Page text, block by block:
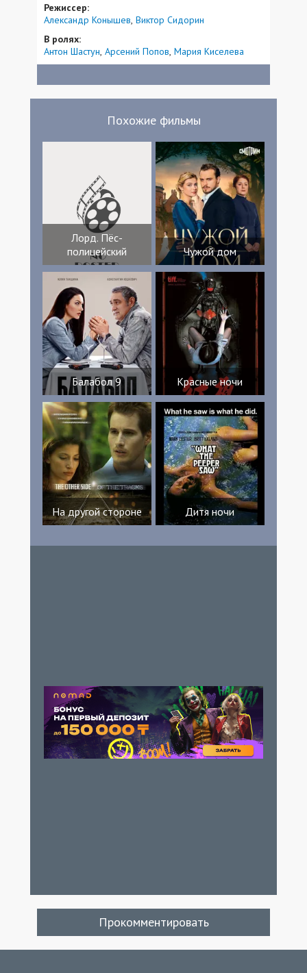
Режиссер:
Александр Конышев Виктор Сидорин
В ролях:
Антон Шастун Арсений Попов Мария Киселева
Похожие фильмы
Лорд. Пёс-
полицейский
Чужой дом
Балабол 9 Красные ночи
На другой стороне Дитя ночи
Прокомментировать